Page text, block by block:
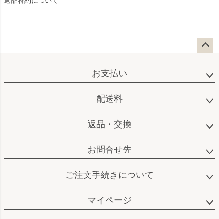
ップ
お支払い
配送料
返品・交換
お問合せ先
ご注文手続きについて
マイページ